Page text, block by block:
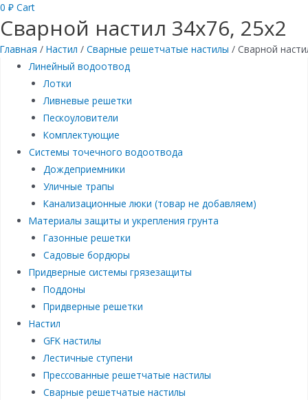
0 ₽ Cart
Сварной настил 34х76, 25х2
Главная / Настил / Сварные решетчатые настилы / Сварной
Линейный водоотвод
Лотки
Ливневые решетки
Пескоуловители
Комплектующие
Системы точечного водоотвода
Дождеприемники
Уличные трапы
Канализационные люки (товар не добавляем)
Материалы защиты и укрепления грунта
Газонные решетки
Садовые бордюры
Придверные системы грязезащиты
Поддоны
Придверные решетки
Настил
GFK настилы
Лестичные ступени
Прессованные решетчатые настилы
Сварные решетчатые настилы